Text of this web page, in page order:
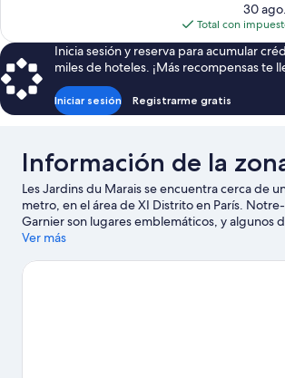
precio
actual
es
de
$131
30
Total con
Inicia sesión y reserva para acumular
miles de hoteles. ¡Más recompensas te
Iniciar sesión Registrarme gratis
Información de la
Les Jardins du Marais se encuentra cerca de
metro, en el área de XI Distrito en París.
Garnier son lugares emblemáticos, y algunos
interés más populares de la zona incluyen
evento o partido? Consulta el calendario de
Ver más